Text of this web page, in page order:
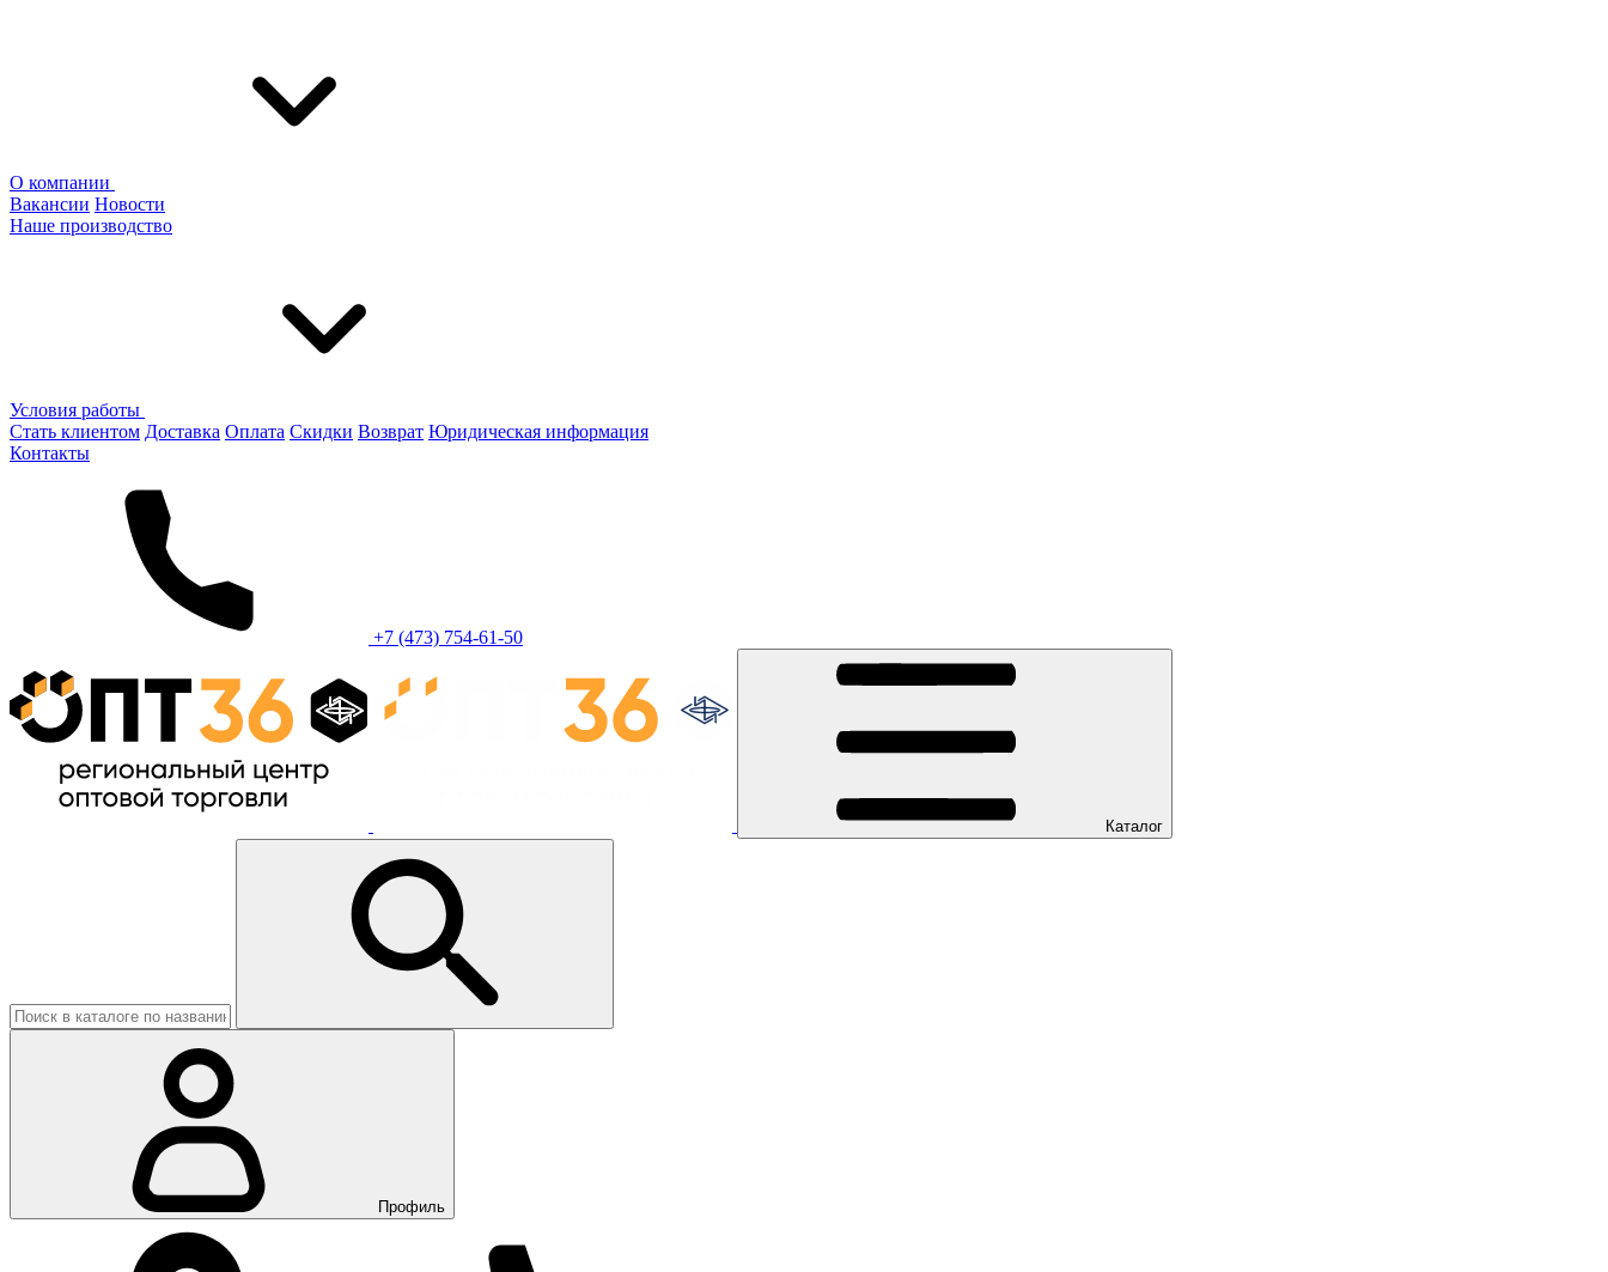
О компании
Вакансии Новости
Наше производство
Условия работы
Стать клиентом Доставка Оплата Скидки Возврат Юридическая информация
Контакты
+7 (473) 754-61-50
Каталог
Профиль